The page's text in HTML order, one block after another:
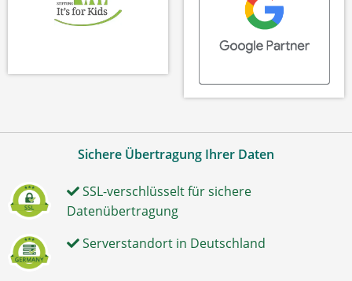
Sichere Übertragung Ihrer Daten
SSL-verschlüsselt für sichere
Datenübertragung
Serverstandort in Deutschland